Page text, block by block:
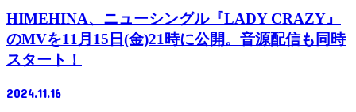
HIMEHINA、ニューシングル『LADY CRAZY』
のMVを11月15日(金)21時に公開。音源配信も同時
スタート！
2024.11.16